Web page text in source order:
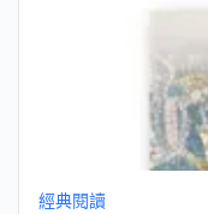
經典閱讀